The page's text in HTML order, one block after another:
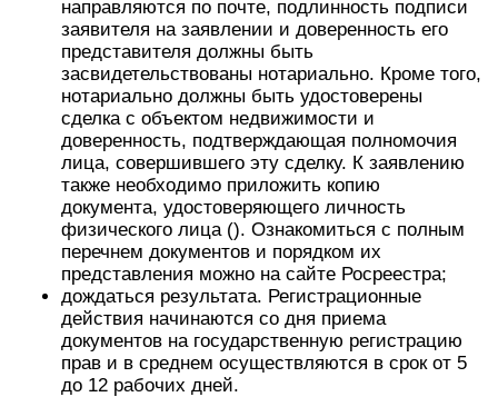
направляются по почте, подлинность подписи
заявителя на заявлении и доверенность его
представителя должны быть
засвидетельствованы нотариально. Кроме того,
нотариально должны быть удостоверены
сделка с объектом недвижимости и
доверенность, подтверждающая полномочия
лица, совершившего эту сделку. К заявлению
также необходимо приложить копию
документа, удостоверяющего личность
физического лица (). Ознакомиться с полным
перечнем документов и порядком их
представления можно на сайте Росреестра;
дождаться результата. Регистрационные
действия начинаются со дня приема
документов на государственную регистрацию
прав и в среднем осуществляются в срок от 5
до 12 рабочих дней.